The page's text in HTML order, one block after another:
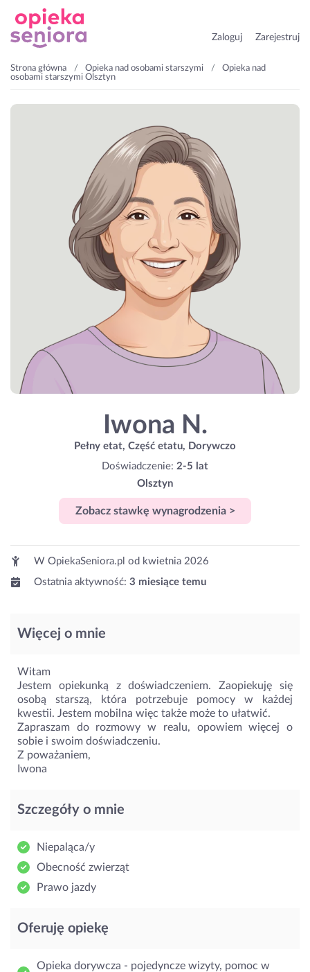
Zaloguj Zarejestruj
Strona główna Opieka nad osobami starszymi
Opieka nad
osobami starszymi Olsztyn
Iwona N.
Pełny etat, Część etatu, Dorywczo
Doświadczenie: 2-5 lat
Olsztyn
Zobacz stawkę wynagrodzenia >
W OpiekaSeniora.pl od kwietnia 2026
Ostatnia aktywność: 3 miesiące temu
Więcej o mnie
Witam
Jestem opiekunką z doświadczeniem. Zaopiekuję się
osobą starszą, która potrzebuje pomocy w każdej
kwestii. Jestem mobilna więc także może to ułatwić.
Zapraszam do rozmowy w realu, opowiem więcej o
sobie i swoim doświadczeniu.
Z poważaniem,
Iwona
Szczegóły o mnie
Niepaląca/y
Obecność zwierząt
Prawo jazdy
Oferuję opiekę
Opieka dorywcza - pojedyncze wizyty, pomoc w